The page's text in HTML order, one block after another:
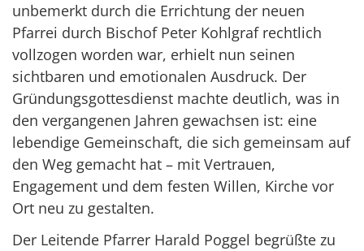
unbemerkt durch die Errichtung der neuen
Pfarrei durch Bischof Peter Kohlgraf rechtlich
vollzogen worden war, erhielt nun seinen
sichtbaren und emotionalen Ausdruck. Der
Gründungsgottesdienst machte deutlich, was in
den vergangenen Jahren gewachsen ist: eine
lebendige Gemeinschaft, die sich gemeinsam auf
den Weg gemacht hat – mit Vertrauen,
Engagement und dem festen Willen, Kirche vor
Ort neu zu gestalten.
Der Leitende Pfarrer Harald Poggel begrüßte zu